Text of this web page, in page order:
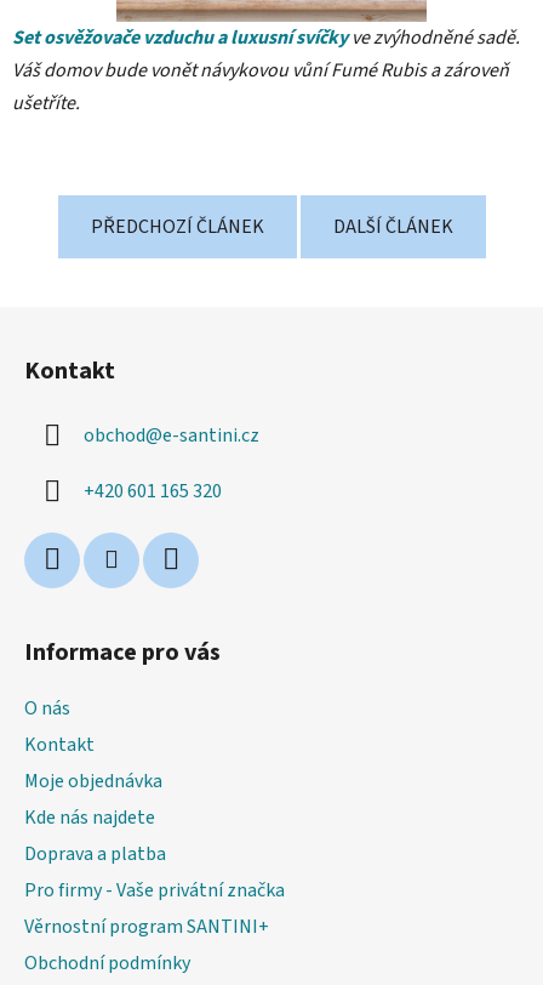
Set osvěžovače vzduchu a luxusní svíčkyve zvýhodněné sadě.
Váš domov bude vonět návykovou vůní Fumé Rubis a zároveň
ušetříte.
PŘEDCHOZÍ ČLÁNEK DALŠÍ ČLÁNEK
Kontakt
obchod@e-santini.cz
+420 601 165 320
Informace pro vás
O nás
Kontakt
Moje objednávka
Kde nás najdete
Doprava a platba
Pro firmy - Vaše privátní značka
Věrnostní program SANTINI+
Obchodní podmínky